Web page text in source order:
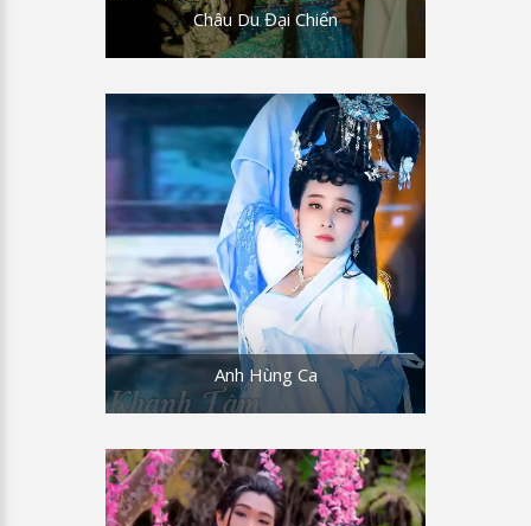
cõi trần.
ĐMH: -Hằng Nga!
HN:Cõi dương gian người là thiên tử, xin
chớ để miệng đời mai mỉa dèm pha.
ĐMH: Tiên thánh hay người trần cũng có
trái tim, nơi đây chỉ có hai ta sao nàng nỡ
lòng hờ hững. Hnằng Nga hỡi, hãy để cho
ta được một lần thỏa nguyện, dù đổi cả
giang san ta cũng cam lòng.
HN: Không !
ĐMH: Hằng Nga! Hằng Nga ơi! hãy đến
đây với ta! Hằng Nga! ....Hằng Nga!
HN:Người quân tử không ham dục tình,
ngàn đời sau nhân thế mỉa mai. Trụ
Vương Hằng tan cơ nghiệp Thành Thang,
Châu Du Đại Chiến
Anh Hùng Ca